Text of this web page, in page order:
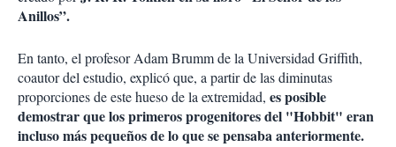
Anillos”.
En tanto, el profesor Adam Brumm de la Universidad Griffith,
coautor del estudio, explicó que, a partir de las diminutas
proporciones de este hueso de la extremidad, es posible
demostrar que los primeros progenitores del "Hobbit" eran
incluso más pequeños de lo que se pensaba anteriormente.